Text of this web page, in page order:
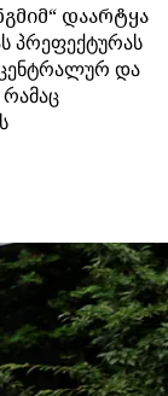
დაარტყა
პრეფექტურას
ცენტრალურ და